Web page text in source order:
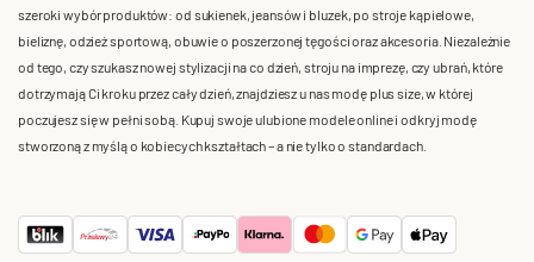
szeroki wybór produktów: od sukienek, jeansów i bluzek, po stroje kąpielowe,
bieliznę, odzież sportową, obuwie o poszerzonej tęgości oraz akcesoria. Niezależnie
od tego, czy szukasz nowej stylizacji na co dzień, stroju na imprezę, czy ubrań, które
dotrzymają Ci kroku przez cały dzień, znajdziesz u nas modę plus size, w której
poczujesz się w pełni sobą. Kupuj swoje ulubione modele online i odkryj modę
stworzoną z myślą o kobiecych kształtach – a nie tylko o standardach.